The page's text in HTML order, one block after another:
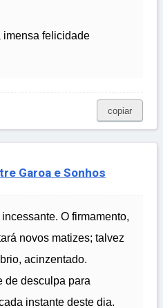
imensa felicidade
copiar
Garoa e Sonhos
O firmamento,
novos matizes; talvez
acinzentado.
de desculpa para
instante deste dia.